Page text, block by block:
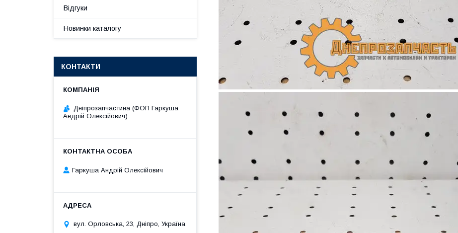
Відгуки
Новинки каталогу
КОНТАКТИ
Дніпрозапчастина (ФОП Гаркуша
Андрій Олексійович)
Гаркуша Андрій Олексійович
вул. Орловська, 23, Дніпро, Україна